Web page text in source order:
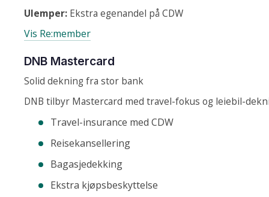
Ulemper: Ekstra egenandel på CDW
Vis Re:member
DNB Mastercard
Solid dekning fra stor bank
DNB tilbyr Mastercard med travel-fokus og leiebil-
Travel-insurance med CDW
Reisekansellering
Bagasjedekking
Ekstra kjøpsbeskyttelse